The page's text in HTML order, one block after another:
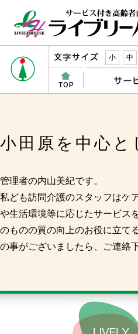
小 中
小田原を中心
管理者の内山美紀です。
私ども訪問介護のスタッフはケ
や生活環境等に応じたサービス
のものの質の向上のお役に立て
の事がございましたら、ご連絡